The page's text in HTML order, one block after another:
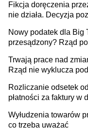
Fikcja doręczenia
nie działa. Decyzja
Nowy podatek dla Big
przesądzony? Rząd
Trwają prace nad
Rząd nie wyklucza
Rozliczanie odsetek
płatności za faktury w
Wyłudzenia towarów
co trzeba uważać